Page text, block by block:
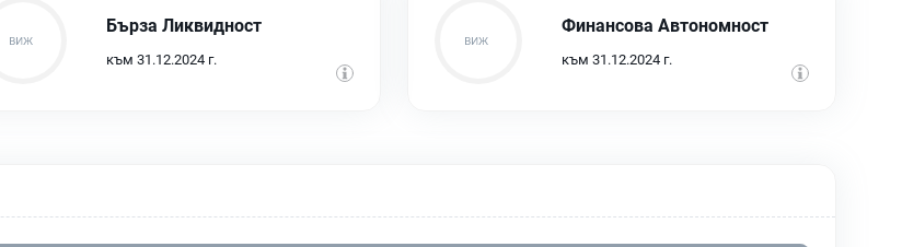
Бърза Ликвидност
към 31.12.2024 г.
Финансова Автономност
към 31.12.2024 г.